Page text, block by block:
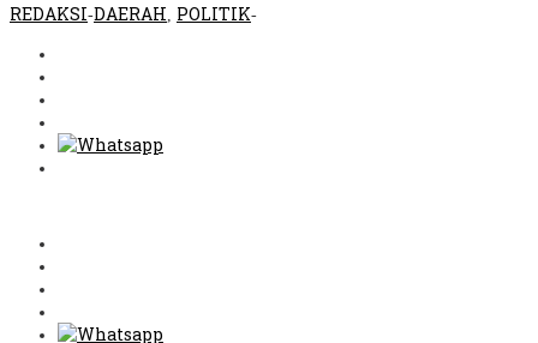
REDAKSI-DAERAH POLITIK-